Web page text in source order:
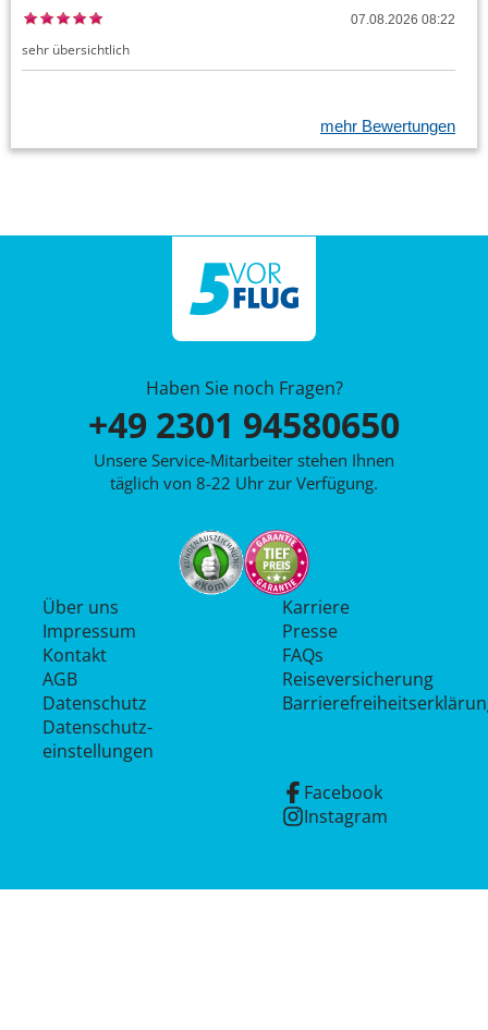
07.08.2026 08:22
sehr übersichtlich
mehr Bewertungen
Haben Sie noch Fragen?
+49 2301 94580650
Unsere Service-Mitarbeiter stehen Ihnen
täglich von 8-22 Uhr zur Verfügung.
Über uns
Impressum
Kontakt
AGB
Datenschutz
Datenschutz­
einstellungen
Karriere
Presse
FAQs
Reiseversicherung
Facebook
Instagram